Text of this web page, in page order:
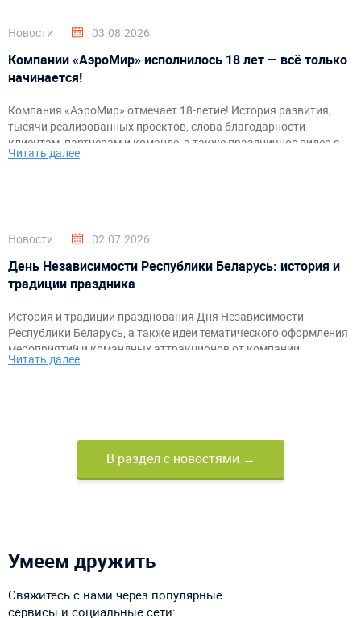
Новости 03.08.2026
Компании «АэроМир» исполнилось 18 лет — всё только
начинается!
Компания «АэроМир» отмечает 18-летие! История развития,
тысячи реализованных проектов, слова благодарности
клиентам, партнёрам и команде, а также праздничное видео с
самыми яркими моментами за годы работы.
Читать далее
Новости 02.07.2026
День Независимости Республики Беларусь: история и
традиции праздника
История и традиции празднования Дня Независимости
Республики Беларусь, а также идеи тематического оформления
мероприятий и командных аттракционов от компании
«АэроМир».
Читать далее
В раздел с новостями →
Умеем дружить
Свяжитесь с нами через популярные
сервисы и социальные сети: